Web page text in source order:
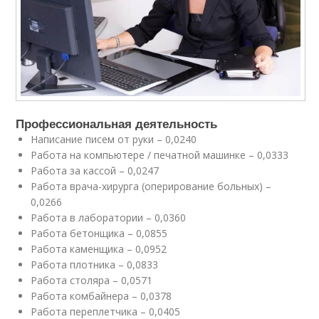
Профессиональная деятельность
Написание писем от руки – 0,0240
Работа на компьютере / печатной машинке – 0,0333
Работа за кассой – 0,0247
Работа врача-хирурга (оперирование больных) –
0,0266
Работа в лаборатории – 0,0360
Работа бетонщика – 0,0855
Работа каменщика – 0,0952
Работа плотника – 0,0833
Работа столяра – 0,0571
Работа комбайнера – 0,0378
Работа переплетчика – 0,0405